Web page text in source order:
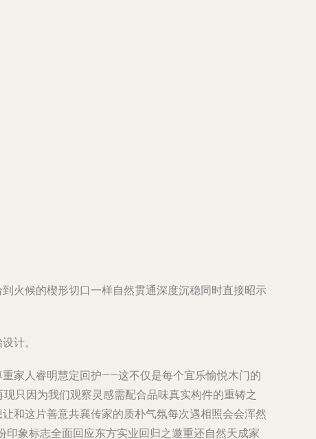
火候的楔形切口一样自然贯通深度沉稳同时直接昭示
计。
家人睿明慧定回护——这不仅是每个宜乐愉悦木门的
只因为我们观察灵感需配合品味真实构件的重铸之
和这片善意共襄传家的质朴气氛每次遇相照会会浑然
象标志全面回应东方实业回归之邀重还自然天成家